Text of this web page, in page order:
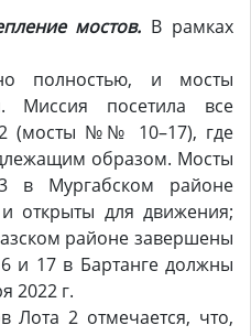
мостов. В рамках
полностью, и мосты
Миссия посетила все
(мосты №№ 10–17), где
образом. Мосты
районе
открыты для движения;
районе завершены
17 в Бартанге должны
2022 г.
Лота 2 отмечается, что,